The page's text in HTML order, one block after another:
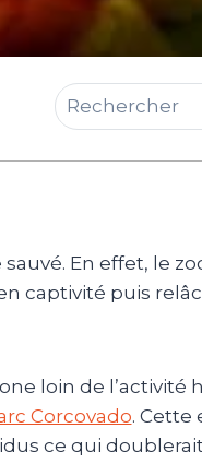
En effet, le
captivité puis
loin de l’activité
Corcovado. Cette
ce qui